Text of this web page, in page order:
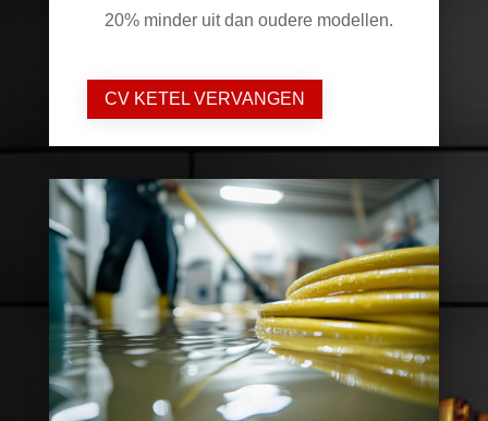
20% minder uit dan oudere modellen.
CV KETEL VERVANGEN